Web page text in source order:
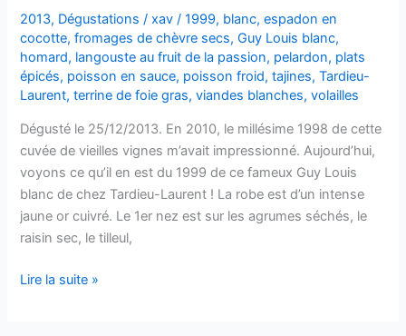
Smith
–
2012
2013, Dégustations /xav /1999, blanc,espadon en
cocotte,fromages de chèvre secs,Guy Louis blanc,
homard, langouste au fruit de la passion, pelardon, plats
épicés, poisson en sauce, poisson froid,tajines,Tardieu-
Laurent,terrine de foie gras,viandes blanches,volailles
Dégusté le 25/12/2013. En 2010, le millésime 1998 de cette
cuvée de vieilles vignes m’avait impressionné. Aujourd’hui,
voyons ce qu’il en est du 1999 de ce fameux Guy Louis
blanc de chez Tardieu-Laurent ! La robe est d’un intense
jaune or cuivré. Le 1er nez est sur les agrumes séchés, le
raisin sec, le tilleul,
Côtes-
Lire la suite »